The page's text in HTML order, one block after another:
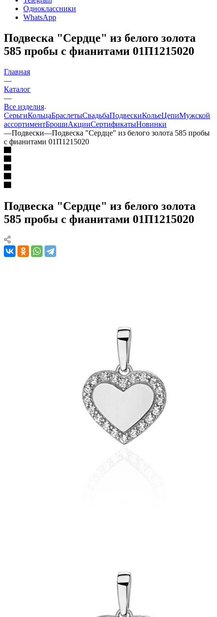
Одноклассники
WhatsApp
Подвеска "Сердце" из белого золота
585 пробы с фианитами 01П1215020
Главная
—
Каталог
—
Все изделия
СерьгиКольцаБраслетыСвадьбаПодвескиКольеЦепиМужской
ассортиментБрошиАкцииСертификатыНовинки
—Подвески—Подвеска "Сердце" из белого золота 585 пробы
с фианитами 01П1215020
Подвеска "Сердце" из белого золота
585 пробы с фианитами 01П1215020